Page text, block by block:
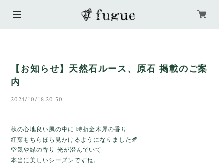
【お知らせ】天然石ルース、原石 掲載のご案
内
2024/10/18 20:50
秋の心地良い風の中に 時折金木犀の香り
紅葉もちらほら見かけるようになりました🍂
空気や緑の香り 光が澄んでいて
本当に美しいシーズンですね。